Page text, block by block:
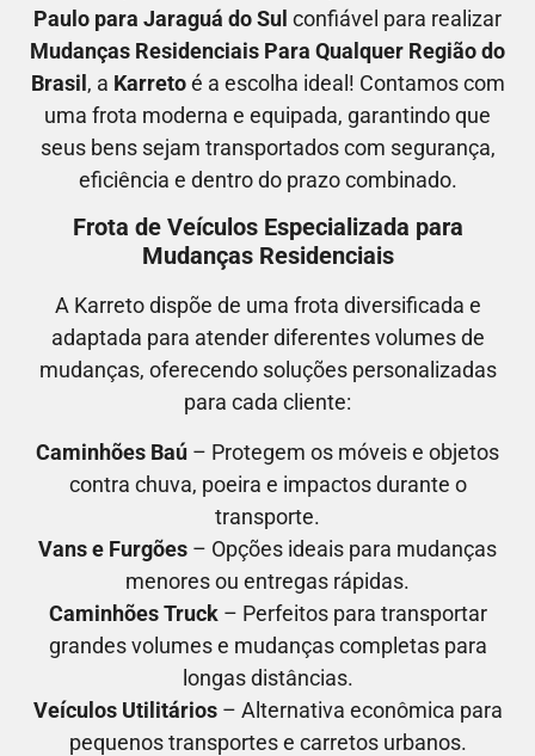
Paulo para Jaraguá do Sul confiável para realizar
Mudanças Residenciais Para Qualquer Região do
Brasil , a Karretoé a escolha ideal! Contamos com
uma frota moderna e equipada, garantindo que
seus bens sejam transportados com segurança,
eficiência e dentro do prazo combinado.
Frota de Veículos Especializada para
Mudanças Residenciais
A Karreto dispõe de uma frota diversificada e
adaptada para atender diferentes volumes de
mudanças, oferecendo soluções personalizadas
para cada cliente:
Caminhões Baú – Protegem os móveis e objetos
contra chuva, poeira e impactos durante o
transporte.
Vans e Furgões – Opções ideais para mudanças
menores ou entregas rápidas.
Caminhões Truck– Perfeitos para transportar
grandes volumes e mudanças completas para
longas distâncias.
Veículos Utilitários– Alternativa econômica para
pequenos transportes e carretos urbanos.